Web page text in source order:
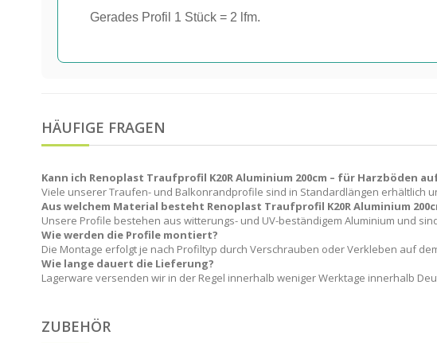
Gerades Profil 1 Stück = 2 lfm.
HÄUFIGE FRAGEN
Kann ich Renoplast Traufprofil K20R Aluminium 200cm – für Harzböden
Viele unserer Traufen- und Balkonrandprofile sind in Standardlängen erhältlich
Aus welchem Material besteht Renoplast Traufprofil K20R Aluminium
Unsere Profile bestehen aus witterungs- und UV-beständigem Aluminium und
Wie werden die Profile montiert?
Die Montage erfolgt je nach Profiltyp durch Verschrauben oder Verkleben auf
Wie lange dauert die Lieferung?
Lagerware versenden wir in der Regel innerhalb weniger Werktage innerhalb
ZUBEHÖR